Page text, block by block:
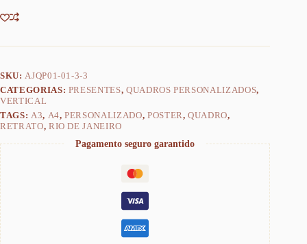
SKU: AJQP01-01-3-3
CATEGORIAS: PRESENTES, QUADROS PERSONALIZADOS,
VERTICAL
TAGS: A3, A4,PERSONALIZADO, POSTER,QUADRO,
RETRATO, RIO DE JANEIRO
Pagamento seguro garantido